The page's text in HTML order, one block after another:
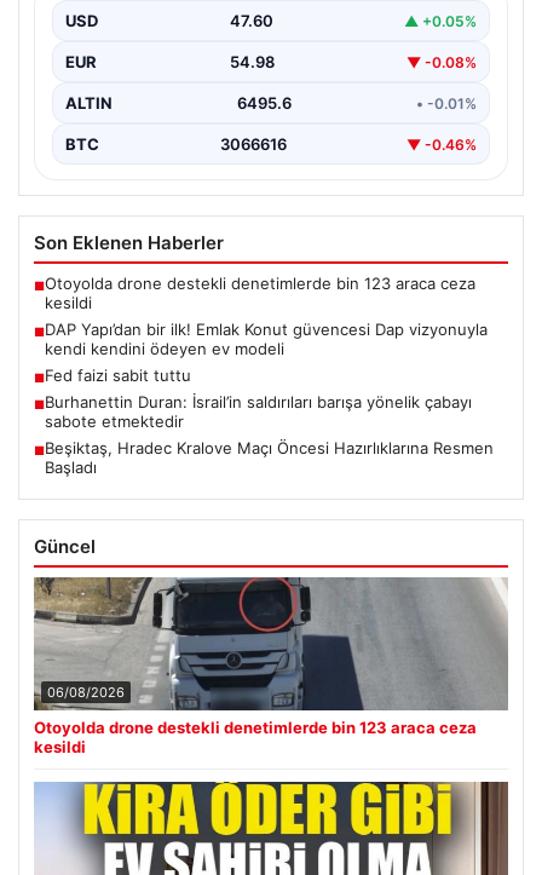
USD 47.60 ▲ +0.05%
EUR 54.98 ▼ -0.08%
ALTIN 6495.6 • -0.01%
BTC 3066616 ▼ -0.46%
Son Eklenen Haberler
■Otoyolda drone destekli denetimlerde bin 123 araca ceza
kesildi
■DAP Yapı’dan bir ilk! Emlak Konut güvencesi Dap vizyonuyla
kendi kendini ödeyen ev modeli
■Fed faizi sabit tuttu
■Burhanettin Duran: İsrail’in saldırıları barışa yönelik çabayı
sabote etmektedir
■Beşiktaş, Hradec Kralove Maçı Öncesi Hazırlıklarına Resmen
Başladı
Güncel
06/08/2026
Otoyolda drone destekli denetimlerde bin 123 araca ceza
kesildi